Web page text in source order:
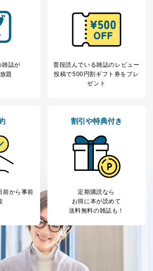
ー等にて公表する利用目的達成の
的のうちNo.1～5については保有個人デ
象個人情報）の利用目的であり、下記4.の
ついては、パートナー（提携企業）様又は
社様にご請求いただきますようお願い致し
した個人情報を適切に管理し､あらかじめ
し、次の場合は除きます。
場合
体または財産の保護のために必要がある
て、本人の同意を得ることが困難であると
向上または児童の健全な育成の推進のため
がある場合であって、本人の同意を得るこ
しくは地方公共団体またはその委託を受け
の定める事務を遂行することに対して協力
ある場合であって、本人の同意を得ること
事務の遂行に支障を及ぼすおそれがあると
利用目的を実施するために守秘義務を結ん
雑誌が
題
普段読んでいる雑誌のレビュー
投稿で500円割ギフト券をプレ
ゼント
前から事前
割引や特典付き
定期購読なら
お得に本が読めて
送料無料の雑誌も！